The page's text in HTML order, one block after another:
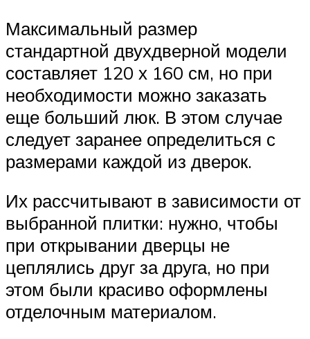
Максимальный размер
стандартной двухдверной модели
составляет 120 х 160 см, но при
необходимости можно заказать
еще больший люк. В этом случае
следует заранее определиться с
размерами каждой из дверок.
Их рассчитывают в зависимости от
выбранной плитки: нужно, чтобы
при открывании дверцы не
цеплялись друг за друга, но при
этом были красиво оформлены
отделочным материалом.